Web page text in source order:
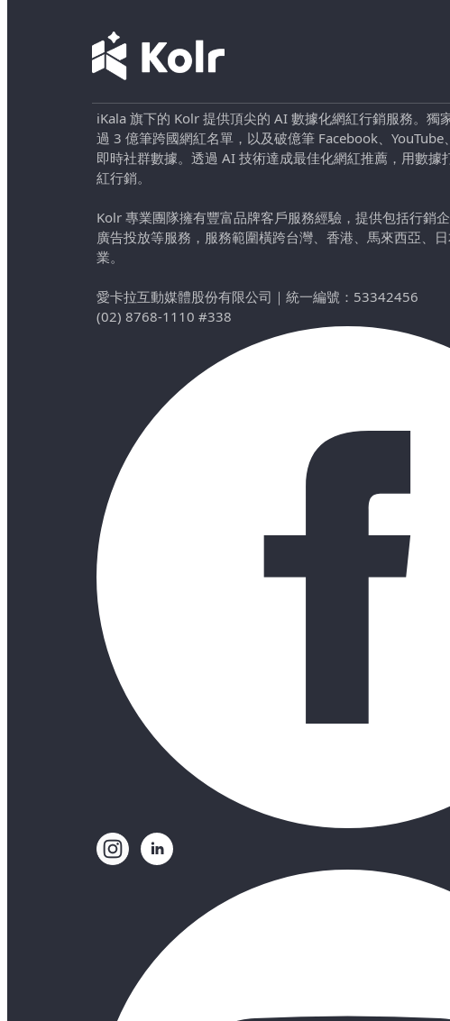
iKala 旗下的 Kolr 提供頂尖的 AI 數據化網紅行銷服務。獨
過 3 億筆跨國網紅名單，以及破億筆 Facebook、
即時社群數據。透過 AI 技術達成最佳化網紅推薦，用數據
紅行銷。
Kolr 專業團隊擁有豐富品牌客戶服務經驗，提供包括行銷
廣告投放等服務，服務範圍橫跨台灣、香港、馬來西亞、
業。
愛卡拉互動媒體股份有限公司 ｜ 統一編號：53342456
(02) 8768-1110 #338